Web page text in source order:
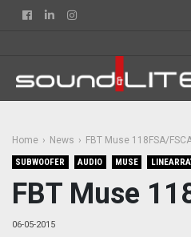
FacebookLinkedin
Home News FBT Muse 118FSA/
SUBWOOFER AUDIO MUSE
FBT Muse
06-05-2015